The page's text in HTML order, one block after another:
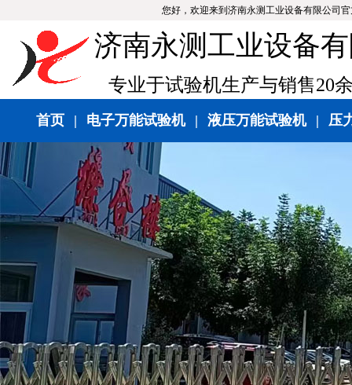
您好，欢迎来到济南永测工业设备有限公司
济南永测工业设备
专业于试验机生产与销售20
首页 | 电子万能试验机 | 液压万能试验机 | 压